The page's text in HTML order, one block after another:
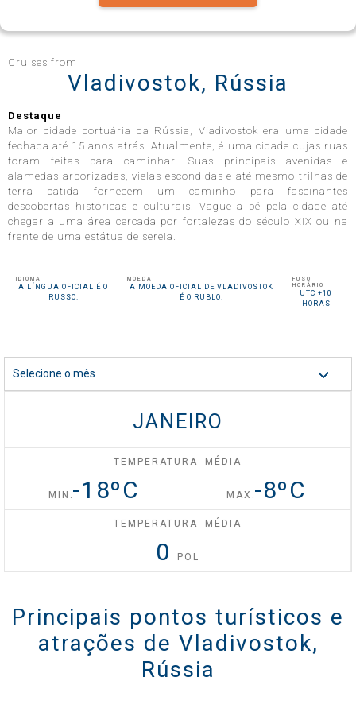
Infinity®
Millennium®
Reflection®
Silhouette®
Solstice®
Summit®
Xcite℠
Cruises from
Vladivostok, Rússia
Destaque
Maior cidade portuária da Rússia, Vladivostok era uma cidade
fechada até 15 anos atrás. Atualmente, é uma cidade cujas ruas
foram feitas para caminhar. Suas principais avenidas e
alamedas arborizadas, vielas escondidas e até mesmo trilhas de
terra batida fornecem um caminho para fascinantes
descobertas históricas e culturais. Vague a pé pela cidade até
chegar a uma área cercada por fortalezas do século XIX ou na
frente de uma estátua de sereia.
IDIOMA
A LÍNGUA OFICIAL É O
RUSSO.
MOEDA
A MOEDA OFICIAL DE VLADIVOSTOK
É O RUBLO.
FUSO
HORÁRIO
UTC +10
HORAS
Selecione o mês
JANEIRO
TEMPERATURA MÉDIA
MIN:-18ºC MAX:-8ºC
TEMPERATURA MÉDIA
0 POL
Principais pontos turísticos e
atrações de Vladivostok,
Rússia